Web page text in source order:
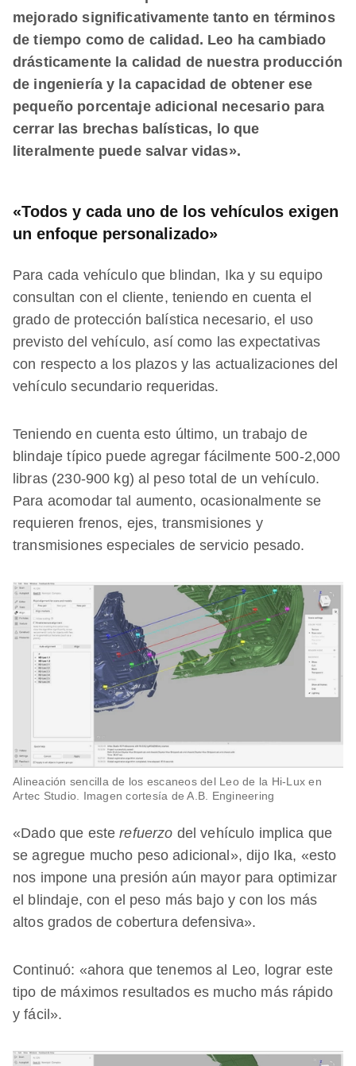
mejorado significativamente tanto en términos
de tiempo como de calidad. Leo ha cambiado
drásticamente la calidad de nuestra producción
de ingeniería y la capacidad de obtener ese
pequeño porcentaje adicional necesario para
cerrar las brechas balísticas, lo que
literalmente puede salvar vidas».
«Todos y cada uno de los vehículos exigen
un enfoque personalizado»
Para cada vehículo que blindan, Ika y su equipo
consultan con el cliente, teniendo en cuenta el
grado de protección balística necesario, el uso
previsto del vehículo, así como las expectativas
con respecto a los plazos y las actualizaciones del
vehículo secundario requeridas.
Teniendo en cuenta esto último, un trabajo de
blindaje típico puede agregar fácilmente 500-2,000
libras (230-900 kg) al peso total de un vehículo.
Para acomodar tal aumento, ocasionalmente se
requieren frenos, ejes, transmisiones y
transmisiones especiales de servicio pesado.
Alineación sencilla de los escaneos del Leo de la Hi-Lux en
Artec Studio. Imagen cortesía de A.B. Engineering
«Dado que esterefuerzo del vehículo implica que
se agregue mucho peso adicional», dijo Ika, «esto
nos impone una presión aún mayor para optimizar
el blindaje, con el peso más bajo y con los más
altos grados de cobertura defensiva».
Continuó: «ahora que tenemos al Leo, lograr este
tipo de máximos resultados es mucho más rápido
y fácil».